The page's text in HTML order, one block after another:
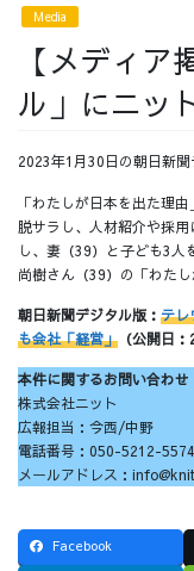
サービス
採用情報
採用情報
お問い合わせ
Media
【メディ
ル」にニッ
2023年1月30日の朝日新聞
「わたしが日本を出た理
脱サラし、人材紹介や採
し、妻（39）と子ども3
尚樹さん（39）の「わた
朝日新聞デジタル版： テレ
も会社「経営」 （公開日
本件に関するお問い合わせ
株式会社ニット
広報担当：今西/中野
電話番号：050-5212-5574
メールアドレス：
Facebook